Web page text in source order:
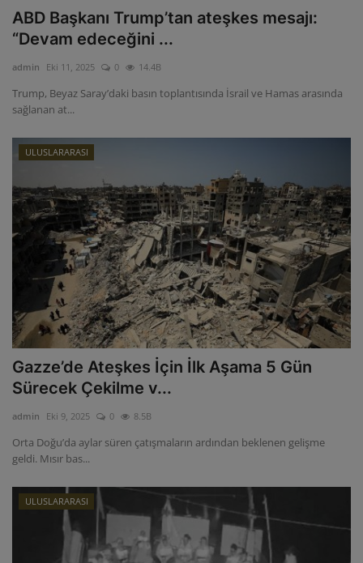
ABD Başkanı Trump’tan ateşkes mesajı:
“Devam edeceğini ...
admin Eki 11, 2025 0 14.4B
Trump, Beyaz Saray’daki basın toplantısında İsrail ve Hamas arasında
sağlanan at...
ULUSLARARASI
Gazze’de Ateşkes İçin İlk Aşama 5 Gün
Sürecek Çekilme v...
admin Eki 9, 2025 0 8.5B
Orta Doğu’da aylar süren çatışmaların ardından beklenen gelişme
geldi. Mısır bas...
ULUSLARARASI